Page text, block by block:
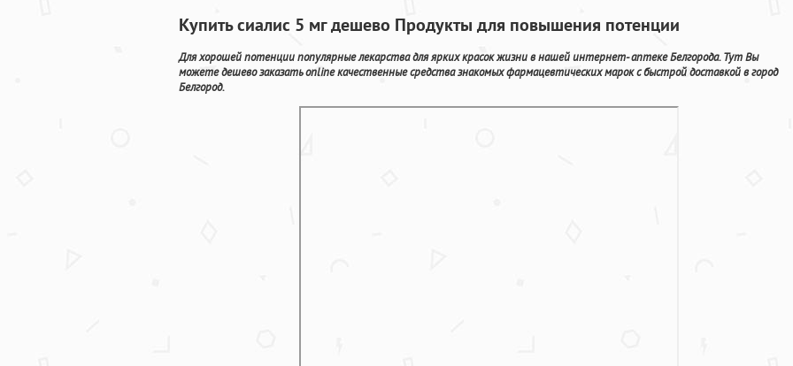
Купить сиалис 5 мг дешево Продукты для повышения потенции
Для хорошей потенции популярные лекарства для ярких красок жизни в нашей интернет- аптеке Белгорода. Тут Вы
можете дешево заказать online качественные средства знакомых фармацевтических марок с быстрой доставкой в город
Белгород.